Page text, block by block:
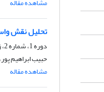
مشاهده مقاله
تحلیل نقش
دوره 1، شماره 2، زمستان 1397، صفحه
حبیب ابراهیم
مشاهده مقاله